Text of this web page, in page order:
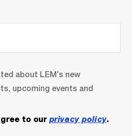
about LEM’s new
upcoming events and
to our privacy policy.